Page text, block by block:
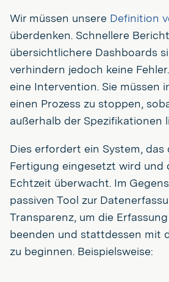
Wir müssen unsere Definition
überdenken. Schnellere
übersichtlichere Dashboards
verhindern jedoch keine
eine Intervention. Sie müssen
einen Prozess zu stoppen,
außerhalb der Spezifikationen
Dies erfordert ein System, das
Fertigung eingesetzt wird und
Echtzeit überwacht. Im
passiven Tool zur
Transparenz, um die
beenden und stattdessen mit
zu beginnen. Beispielsweise: